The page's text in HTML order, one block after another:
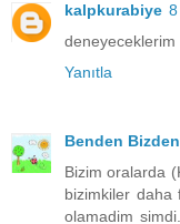
kalpkurabiye
deneyeceklerim
Yanıtla
Benden Bizden
Bizim oralarda
bizimkiler daha
olamadim